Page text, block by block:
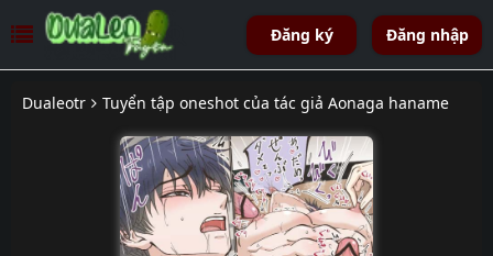
Đăng ký Đăng nhập
Dualeotr Tuyển tập oneshot của tác giả Aonaga haname